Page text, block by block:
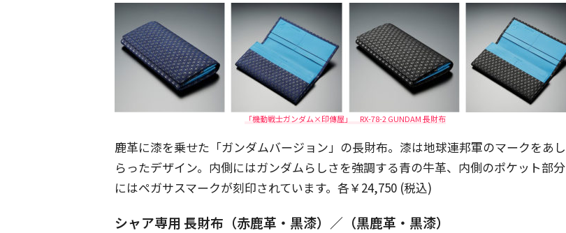
「機動戦士ガンダム×印傳屋」 RX-78-2 GUNDAM 長財布
鹿革に漆を乗せた「ガンダムバージョン」の長財布。漆は地球連邦軍のマークをあし
らったデザイン。内側にはガンダムらしさを強調する青の牛革、内側のポケット部分
にはペガサスマークが刻印されています。各￥24,750 (税込)
シャア専用 長財布（赤鹿革・黒漆）／（黒鹿革・黒漆）